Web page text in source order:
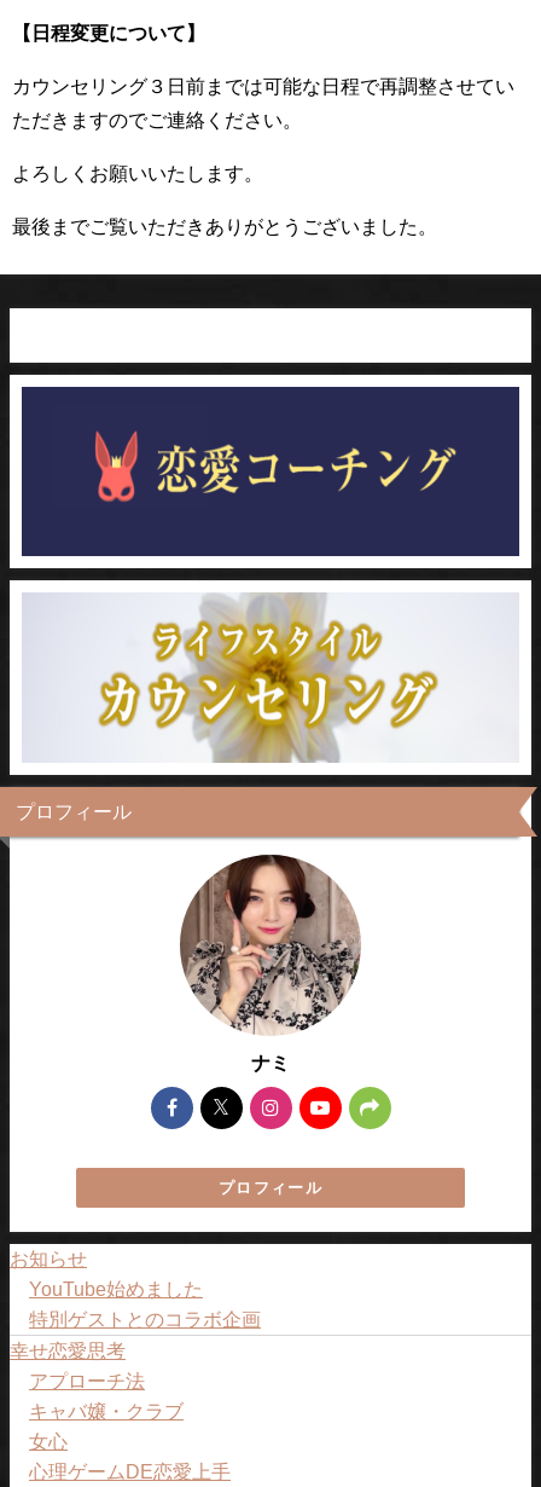
【日程変更について】
カウンセリング３日前までは可能な日程で再調整させてい
ただきますのでご連絡ください。
よろしくお願いいたします。
最後までご覧いただきありがとうございました。
プロフィール
ナミ
プロフィール
お知らせ
YouTube始めました
特別ゲストとのコラボ企画
幸せ恋愛思考
アプローチ法
キャバ嬢・クラブ
女心
心理ゲームDE恋愛上手